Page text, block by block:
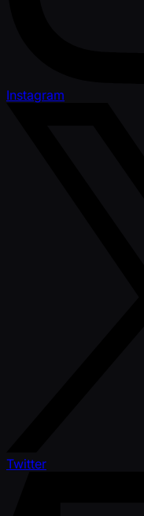
Instagram
Twitter